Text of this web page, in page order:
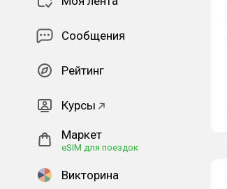
Сообщения
Рейтинг
Курсы
Маркет
eSIM для поездок
Викторина